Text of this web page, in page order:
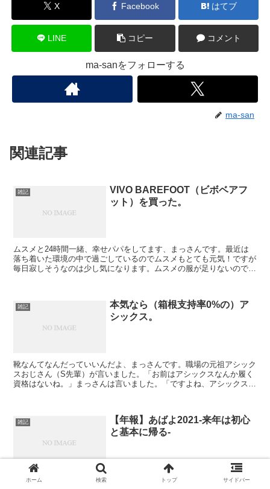
X Facebook はてブ
LINE コピー コメント
ma-sanをフォローする
ma-san
関連記事
雑記
VIVO BAREFOOT（ビボベアフ
ット）を買った。
ムスメと24時間一緒、幸せパパをしてます、まっさんです。最近は
落ち着いた環境の中で過ごしているのでムスメもとても元気！ですが
毎日寂しそうなのは少し気になります。ムスメの服が足りないので買
雑記
本気なら（箱根支持率0%の）ア
シックス。
靴なんてなんだっていいんだよ、まっさんです。職場の元祖アシック
スおじさん（S先輩）が言いました。「お前はアシックスなんか履く
資格はないね。」まっさんは言いました。「ですよね、アシックスは
雑記
【年報】あばよ2021-来年は初心
と基本に帰る-
8年連続、ひとり静かに大晦日を過ごしています、まっさんです。毎
ホーム 検索 トップ サイドバー